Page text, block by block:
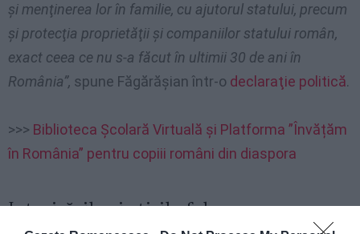
şi menţinerea lor în familie, cu ajutorul statului, precum
şi protecţia proprietăţii şi companiilor statului român,
exact ceea ce nu s-a făcut în ultimii 30 de ani în
România”, spune Făgărăşian într-o declaraţie politică.
>>> Biblioteca Şcolară Virtuală şi Platforma ”Învățăm
în România” pentru copiii români din diaspora
Intoxicările şi ştirile false